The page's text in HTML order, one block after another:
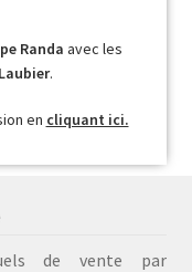
Randa avec les
.
en cliquant ici.
de vente par